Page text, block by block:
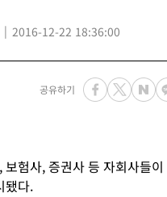
2016-12-22 18:36:00
공유하기
험사, 증권사 등 자회사들
됐다.